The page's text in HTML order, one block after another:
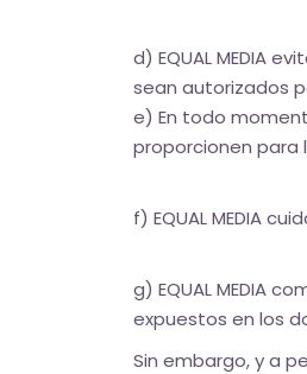
d) EQUAL MEDIA
sean autorizados
e) En todo
proporcionen para
f) EQUAL MEDIA
g) EQUAL MEDIA
expuestos en los
Sin embargo, y a